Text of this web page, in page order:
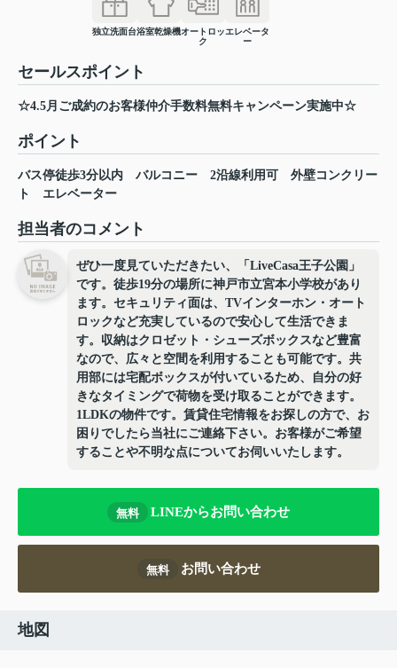
独立洗面台浴室乾燥機オートロッ
ク
エレベータ
ー
セールスポイント
☆4.5月ご成約のお客様仲介手数料無料キャンペーン実施中☆
ポイント
バス停徒歩3分以内 バルコニー 2沿線利用可
外壁コンクリー
ト
エレベーター
担当者のコメント
ぜひ一度見ていただきたい、「LiveCasa王子公園」
です。徒歩19分の場所に神戸市立宮本小学校があり
ます。セキュリティ面は、TVインターホン・オート
ロックなど充実しているので安心して生活できま
す。収納はクロゼット・シューズボックスなど豊富
なので、広々と空間を利用することも可能です。共
用部には宅配ボックスが付いているため、自分の好
きなタイミングで荷物を受け取ることができます。
1LDKの物件です。賃貸住宅情報をお探しの方で、お
困りでしたら当社にご連絡下さい。お客様がご希望
することや不明な点についてお伺いいたします。
無料 LINEからお問い合わせ
無料 お問い合わせ
地図